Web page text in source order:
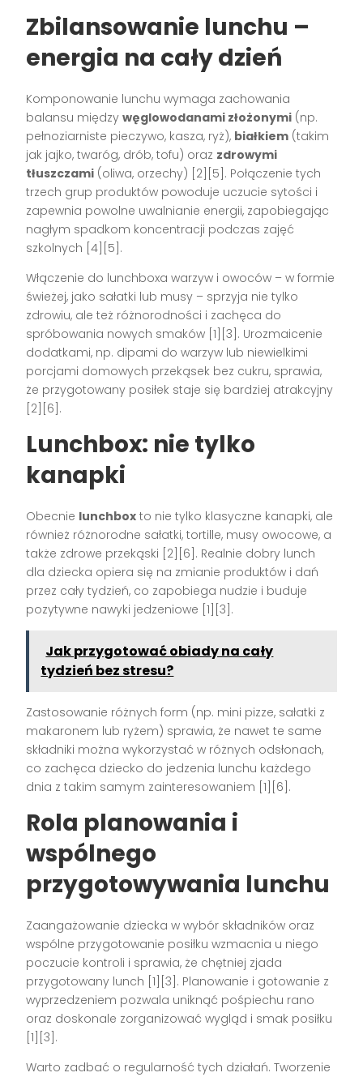
Zbilansowanie lunchu –
energia na cały dzień
Komponowanie lunchu wymaga zachowania
balansu międzywęglowodanami złożonymi (np.
pełnoziarniste pieczywo, kasza, ryż), białkiem (takim
jak jajko, twaróg, drób, tofu) oraz zdrowymi
tłuszczami (oliwa, orzechy) [2][5] . Połączenie tych
trzech grup produktów powoduje uczucie sytości i
zapewnia powolne uwalnianie energii, zapobiegając
nagłym spadkom koncentracji podczas zajęć
szkolnych [4][5] .
Włączenie do lunchboxa warzyw i owoców – w formie
świeżej, jako sałatki lub musy – sprzyja nie tylko
zdrowiu, ale też różnorodności i zachęca do
spróbowania nowych smaków [1][3] . Urozmaicenie
dodatkami, np. dipami do warzyw lub niewielkimi
porcjami domowych przekąsek bez cukru, sprawia,
że przygotowany posiłek staje się bardziej atrakcyjny
[2][6] .
Lunchbox: nie tylko
kanapki
Obecnie lunchbox to nie tylko klasyczne kanapki, ale
również różnorodne sałatki, tortille, musy owocowe, a
także zdrowe przekąski [2][6] . Realnie dobry lunch
dla dziecka opiera się na zmianie produktów i dań
przez cały tydzień, co zapobiega nudzie i buduje
pozytywne nawyki jedzeniowe [1][3] .
Jak przygotować obiady na cały
tydzień bez stresu?
Zastosowanie różnych form (np. mini pizze, sałatki z
makaronem lub ryżem) sprawia, że nawet te same
składniki można wykorzystać w różnych odsłonach,
co zachęca dziecko do jedzenia lunchu każdego
dnia z takim samym zainteresowaniem [1][6] .
Rola planowania i
wspólnego
przygotowywania lunchu
Zaangażowanie dziecka w wybór składników oraz
wspólne przygotowanie posiłku wzmacnia u niego
poczucie kontroli i sprawia, że chętniej zjada
przygotowany lunch [1][3] . Planowanie i gotowanie z
wyprzedzeniem pozwala uniknąć pośpiechu rano
oraz doskonale zorganizować wygląd i smak posiłku
[1][3] .
Warto zadbać o regularność tych działań. Tworzenie